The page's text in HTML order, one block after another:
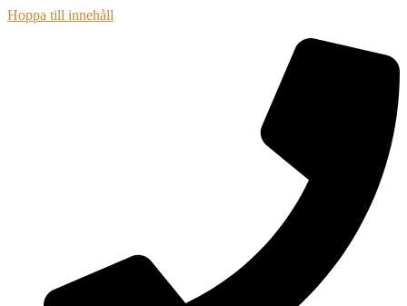
Hoppa till innehåll